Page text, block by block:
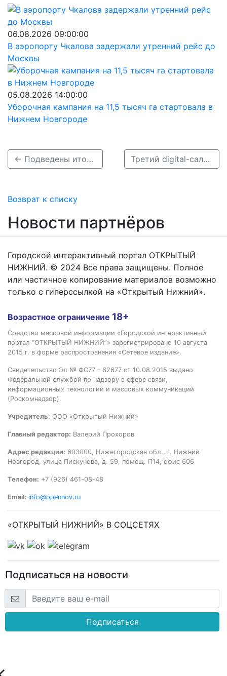
06.08.2026 09:00:00
В аэропорту Чкалова задержали утренний рейс до
Москвы
05.08.2026 14:00:00
Уборочная кампания на 11,5 тысяч га стартовала в
Нижнем Новгороде
← Подведены итоги конкурса &quot;Миссис Россия - Дзержинск&quot; Третий digital-салон Tele2 открылся в Нижнем Новгороде →
Возврат к списку
Новости партнёров
Городской интерактивный портал ОТКРЫТЫЙ
НИЖНИЙ. © 2024 Все права защищены. Полное
или частичное копирование материалов возможно
только с гиперссылкой на «Открытый Нижний».
Возрастное ограничение 18+
Средство массовой информации «Городской интерактивный
портал “ОТКРЫТЫЙ НИЖНИЙ”» зарегистрировано 10 августа
2015 г. в форме распространения «Сетевое издание».
Свидетельство Эл № ФС77 – 62677 от 10.08.2015 выдано
Федеральной службой по надзору в сфере связи,
информационных технологий и массовых коммуникаций
(Роскомнадзор).
Учредитель: ООО «Открытый Нижний»
Главный редактор: Валерий Прохоров
Адрес редакции: 603000, Нижегородская обл., г. Нижний
Новгород, улица Пискунова, д. 59, помещ. П14, офис 606
Телефон: +7 (926) 461-08-48
Email: info@opennov.ru
«ОТКРЫТЫЙ НИЖНИЙ» В СОЦСЕТЯХ
Подписаться на новости
Подписаться